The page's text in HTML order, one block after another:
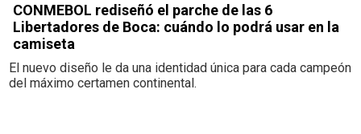
CONMEBOL rediseñó el parche de las 6
Libertadores de Boca: cuándo lo podrá usar en la
camiseta
El nuevo diseño le da una identidad única para cada campeón
del máximo certamen continental.